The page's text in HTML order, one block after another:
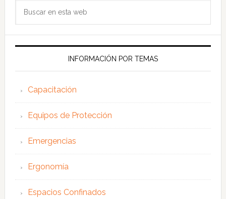
web
INFORMACIÓN POR TEMAS
Capacitación
Equipos de Protección
Emergencias
Ergonomía
Espacios Confinados